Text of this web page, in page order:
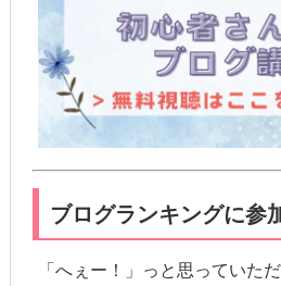
ブログランキングに参
「へぇー！」っと思っていた